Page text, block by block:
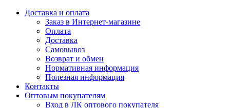
Доставка и оплата
Заказ в Интернет-магазине
Оплата
Доставка
Самовывоз
Возврат и обмен
Нормативная информация
Полезная информация
Контакты
Оптовым покупателям
Вход в ЛК оптового покупателя